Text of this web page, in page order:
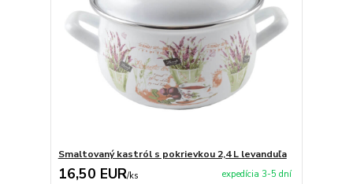
Smaltovaný kastról s pokrievkou 2,4 L levanduľa
16,50 EUR/ks expedícia 3-5 dní